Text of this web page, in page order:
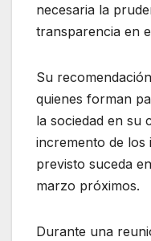
necesaria la
transparencia en
Su
quienes forman
la sociedad en su
incremento de los
previsto suceda
marzo próximos.
Durante una